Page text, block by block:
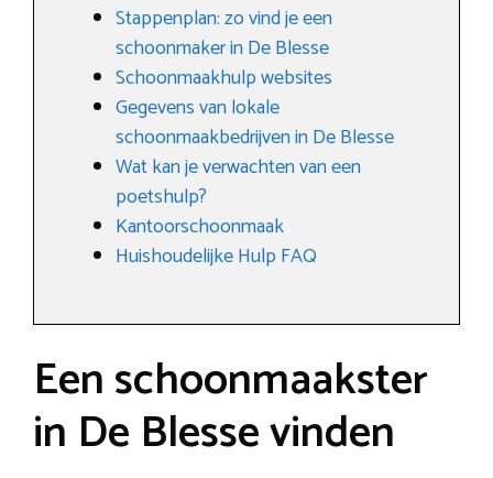
Stappenplan: zo vind je een
schoonmaker in De Blesse
Schoonmaakhulp websites
Gegevens van lokale
schoonmaakbedrijven in De Blesse
Wat kan je verwachten van een
poetshulp?
Kantoorschoonmaak
Huishoudelijke Hulp FAQ
Een schoonmaakster
in De Blesse vinden